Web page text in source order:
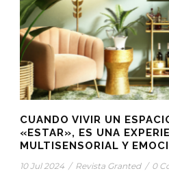
CUANDO VIVIR UN
«ESTAR», ES UNA
MULTISENSORIAL Y
10 Jul 2024 / Revista Granted / 0